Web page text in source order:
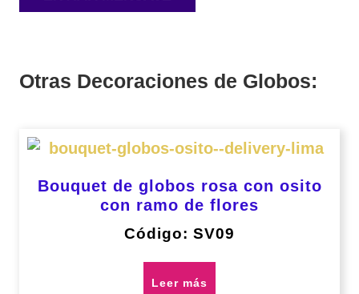
Otras Decoraciones de Globos:
Bouquet de globos rosa con osito
con ramo de flores
Código: SV09
Leer más